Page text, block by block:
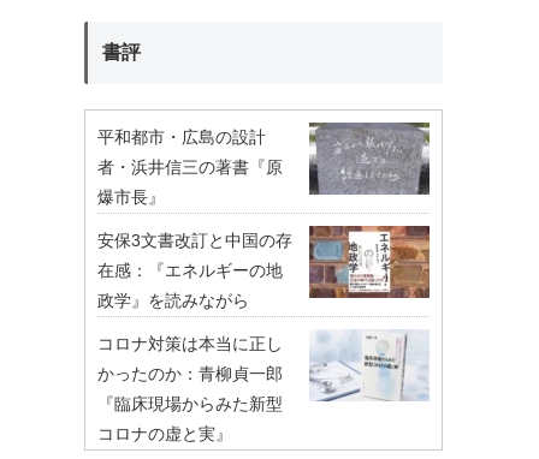
書評
平和都市・広島の設計
者・浜井信三の著書『原
爆市長』
安保3文書改訂と中国の存
在感：『エネルギーの地
政学』を読みながら
コロナ対策は本当に正し
かったのか：青柳貞一郎
『臨床現場からみた新型
コロナの虚と実』